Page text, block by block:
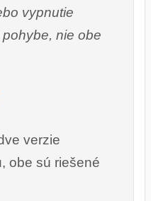
vypnutie
nie obe
verzie
obe sú riešené